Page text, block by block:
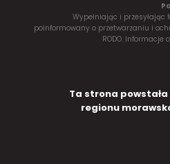
Wypełniając i przesyłając
poinformowany o przetwarzaniu i
RODO. Informacje
Ta strona
regionu